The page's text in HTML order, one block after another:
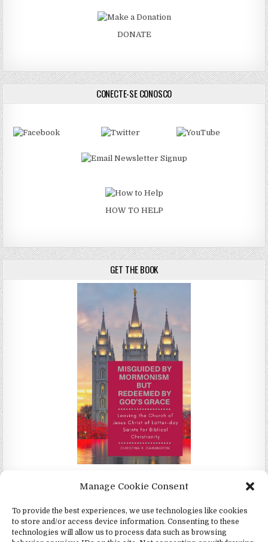
Manage Cookie Consent
To provide the best experiences, we use technologies like cookies
to store and/or access device information. Consenting to these
technologies will allow us to process data such as browsing
DONATE
CONECTE-SE CONOSCO
HOW TO HELP
GET THE BOOK
Christina Darlington